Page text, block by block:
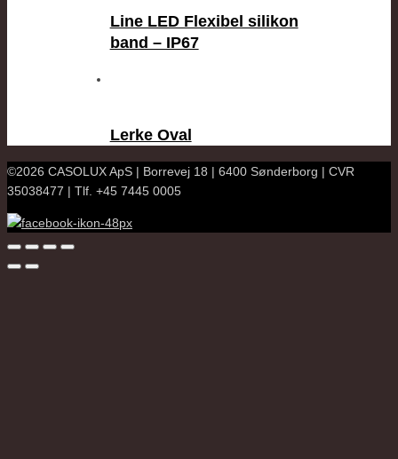
Line LED Flexibel silikon
band – IP67
Lerke Oval
©2026 CASOLUX ApS | Borrevej 18 | 6400 Sønderborg | CVR
35038477 | Tlf. +45 7445 0005